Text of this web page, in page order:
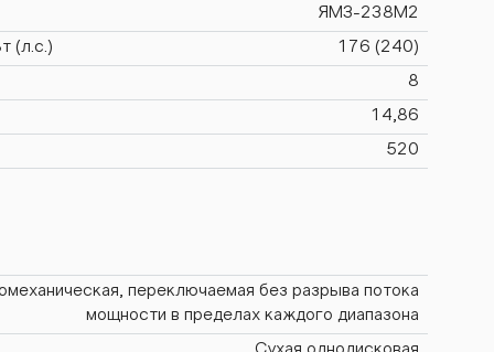
ЯМЗ-238М2
(л.с.) 176 (240)
8
14,86
520
переключаемая без разрыва потока
мощности в пределах каждого диапазона